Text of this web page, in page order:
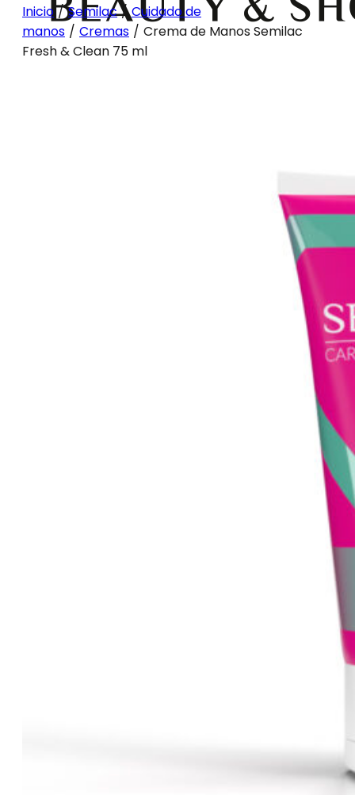
Inicio / Semilac / Cuidado de
manos / Cremas / Crema de Manos Semilac
Fresh & Clean 75 ml